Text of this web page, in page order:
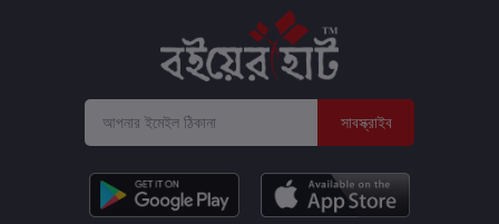
সাবস্ক্রাইব